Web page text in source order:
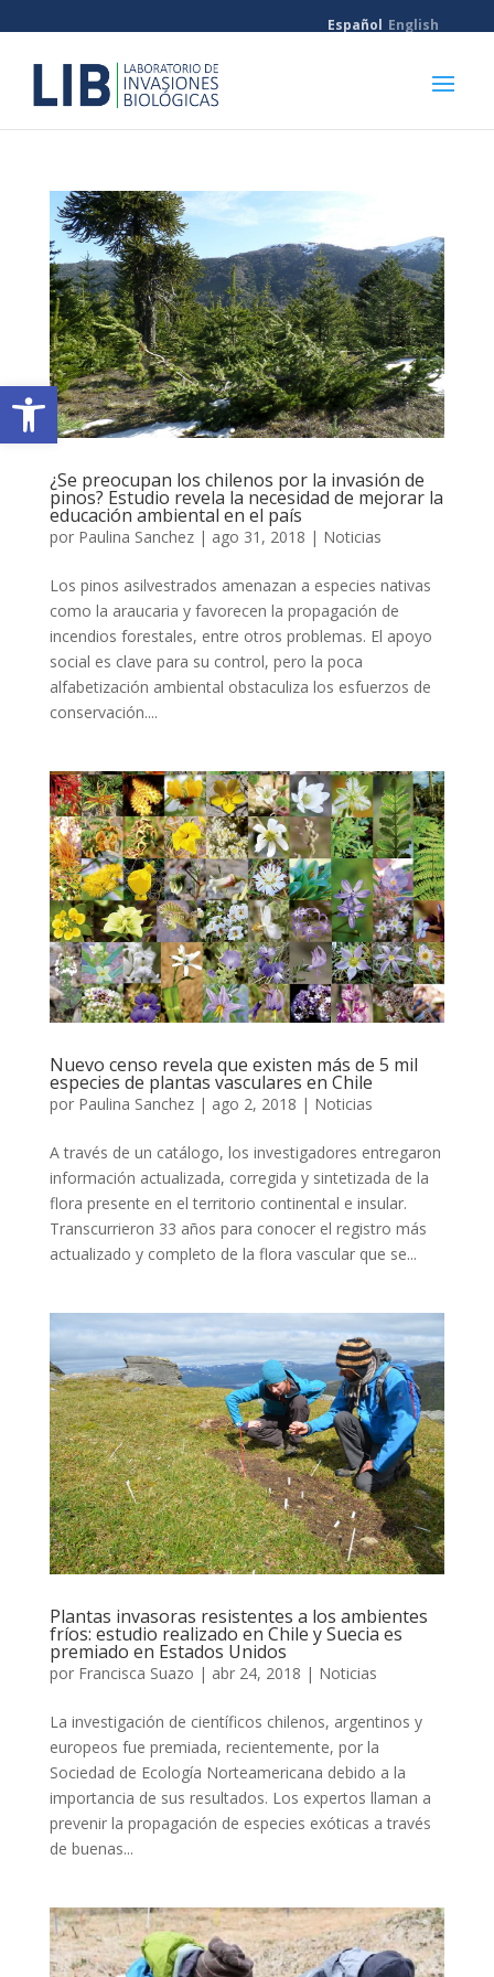
Abrir barra de herramientas
Español English
¿Se preocupan los chilenos por la invasión de
pinos? Estudio revela la necesidad de mejorar la
educación ambiental en el país
por Paulina Sanchez| ago 31, 2018 | Noticias
Los pinos asilvestrados amenazan a especies nativas
como la araucaria y favorecen la propagación de
incendios forestales, entre otros problemas. El apoyo
social es clave para su control, pero la poca
alfabetización ambiental obstaculiza los esfuerzos de
conservación....
Nuevo censo revela que existen más de 5 mil
especies de plantas vasculares en Chile
por Paulina Sanchez| ago 2, 2018 | Noticias
A través de un catálogo, los investigadores entregaron
información actualizada, corregida y sintetizada de la
flora presente en el territorio continental e insular.
Transcurrieron 33 años para conocer el registro más
actualizado y completo de la flora vascular que se...
Plantas invasoras resistentes a los ambientes
fríos: estudio realizado en Chile y Suecia es
premiado en Estados Unidos
por Francisca Suazo | abr 24, 2018 | Noticias
La investigación de científicos chilenos, argentinos y
europeos fue premiada, recientemente, por la
Sociedad de Ecología Norteamericana debido a la
importancia de sus resultados. Los expertos llaman a
prevenir la propagación de especies exóticas a través
de buenas...